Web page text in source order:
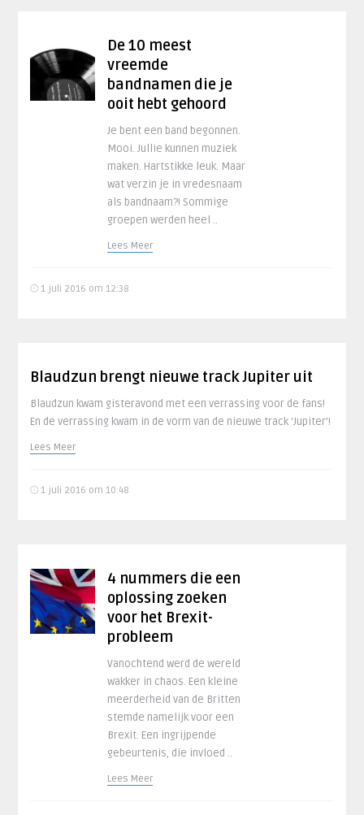
De 10 meest
vreemde
bandnamen die je
ooit hebt gehoord
Je bent een band begonnen.
Mooi. Jullie kunnen muziek
maken. Hartstikke leuk. Maar
wat verzin je in vredesnaam
als bandnaam?! Sommige
groepen werden heel ..
Lees Meer
1 juli 2016 om 12:38
Blaudzun brengt nieuwe track Jupiter uit
Blaudzun kwam gisteravond met een verrassing voor de fans!
En de verrassing kwam in de vorm van de nieuwe track ‘Jupiter’!
Lees Meer
1 juli 2016 om 10:48
4 nummers die een
oplossing zoeken
voor het Brexit-
probleem
Vanochtend werd de wereld
wakker in chaos. Een kleine
meerderheid van de Britten
stemde namelijk voor een
Brexit. Een ingrijpende
gebeurtenis, die invloed ..
Lees Meer